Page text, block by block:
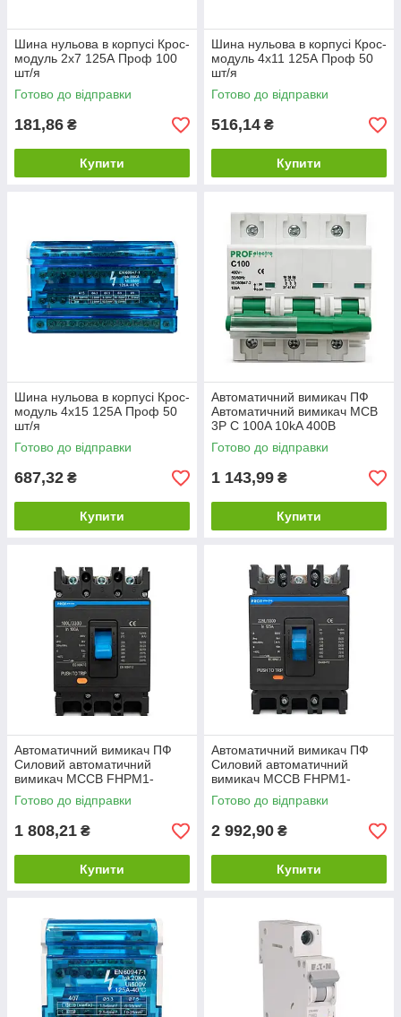
Шина нульова в корпусі Крос-
модуль 2х7 125А Проф 100
шт/я
Готово до відправки
181,86 ₴
Купити
Шина нульова в корпусі Крос-
модуль 4х11 125А Проф 50
шт/я
Готово до відправки
516,14 ₴
Купити
Шина нульова в корпусі Крос-
модуль 4х15 125А Проф 50
шт/я
Готово до відправки
687,32 ₴
Купити
Автоматичний вимикач ПФ
Автоматичний вимикач MCB
3P C 100A 10kA 400B
Готово до відправки
1 143,99 ₴
Купити
Автоматичний вимикач ПФ
Силовий автоматичний
вимикач MCCB FHPM1-
100L/3 100A
Готово до відправки
1 808,21 ₴
Купити
Автоматичний вимикач ПФ
Силовий автоматичний
вимикач MCCB FHPM1-
225L/3 125A
Готово до відправки
2 992,90 ₴
Купити